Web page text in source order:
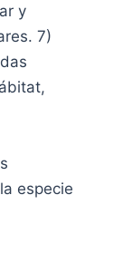
y
7)
especie